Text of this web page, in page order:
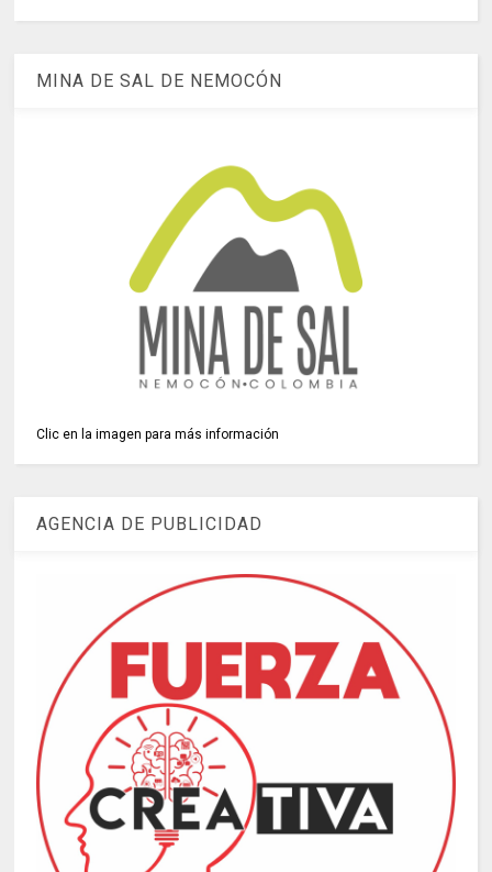
MINA DE SAL DE NEMOCÓN
Clic en la imagen para más información
AGENCIA DE PUBLICIDAD